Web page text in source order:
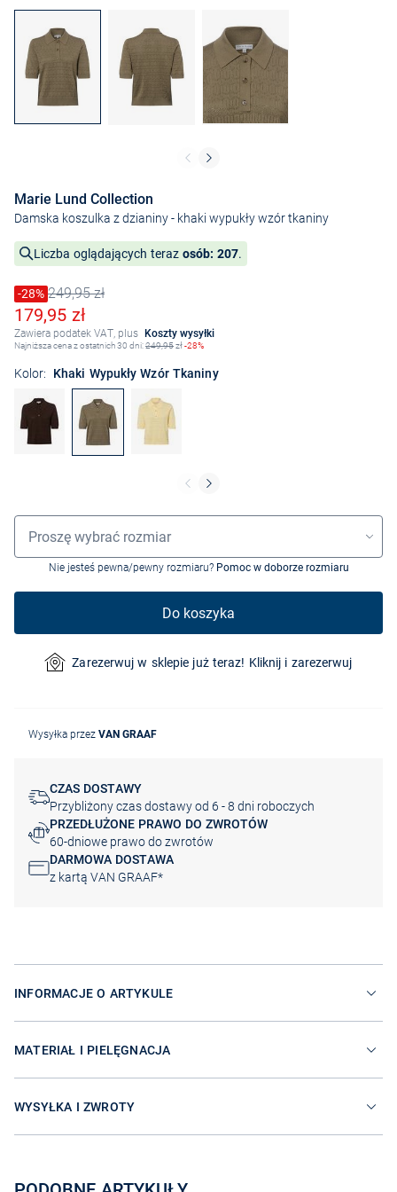
Marie Lund Collection
Damska koszulka z dzianiny- khaki wypukły wzór tkaniny
Liczba oglądających teraz osób: 207.
Cena obniżona o
-28%
Stara cena249,95 zł
Obniżona cena
179,95 zł
Zawiera podatek VAT, plus Koszty wysyłki
Najniższa cena z ostatnich 30 dni:249,95zł-28%
Kolor: Khaki Wypukły Wzór Tkaniny
Wybór rozmiaru
Proszę wybrać rozmiar
Nie jesteś pewna/pewny rozmiaru? Pomoc w doborze rozmiaru
Do koszyka
Zarezerwuj w sklepie już teraz! Kliknij i zarezerwuj
Wysyłka przez VAN GRAAF
CZAS DOSTAWY
Przybliżony czas dostawy od 6 - 8 dni roboczych
PRZEDŁUŻONE PRAWO DO ZWROTÓW
60-dniowe prawo do zwrotów
DARMOWA DOSTAWA
z kartą VAN GRAAF*
INFORMACJE O ARTYKULE
MATERIAŁ I PIELĘGNACJA
WYSYŁKA I ZWROTY